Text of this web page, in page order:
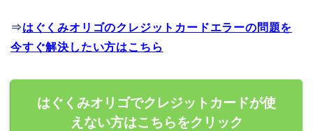
⇒はぐくみオリゴのクレジットカードエラーの問題を
今すぐ解決したい方はこちら
はぐくみオリゴでクレジットカードが使
えない方はこちらをクリック